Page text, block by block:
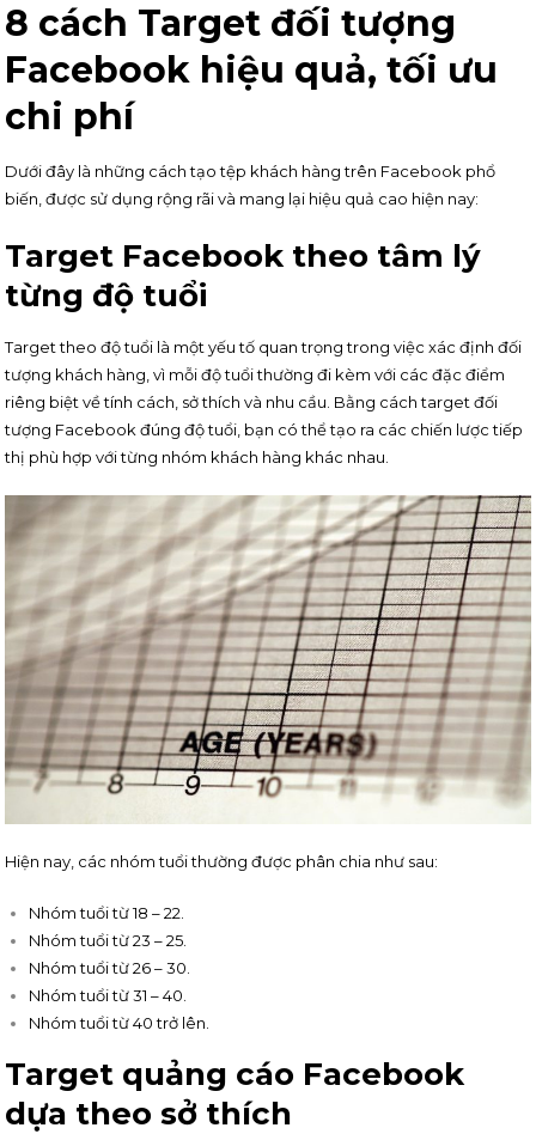
8 cách Target đối tượng
Facebook hiệu quả, tối ưu
chi phí
Dưới đây là những cách tạo tệp khách hàng trên Facebook phổ
biến, được sử dụng rộng rãi và mang lại hiệu quả cao hiện nay:
Target Facebook theo tâm lý
từng độ tuổi
Target theo độ tuổi là một yếu tố quan trọng trong việc xác định đối
tượng khách hàng, vì mỗi độ tuổi thường đi kèm với các đặc điểm
riêng biệt về tính cách, sở thích và nhu cầu. Bằng cách target đối
tượng Facebook đúng độ tuổi, bạn có thể tạo ra các chiến lược tiếp
thị phù hợp với từng nhóm khách hàng khác nhau.
Hiện nay, các nhóm tuổi thường được phân chia như sau:
Nhóm tuổi từ 18 – 22.
Nhóm tuổi từ 23 – 25.
Nhóm tuổi từ 26 – 30.
Nhóm tuổi từ 31 – 40.
Nhóm tuổi từ 40 trở lên.
Target quảng cáo Facebook
dựa theo sở thích